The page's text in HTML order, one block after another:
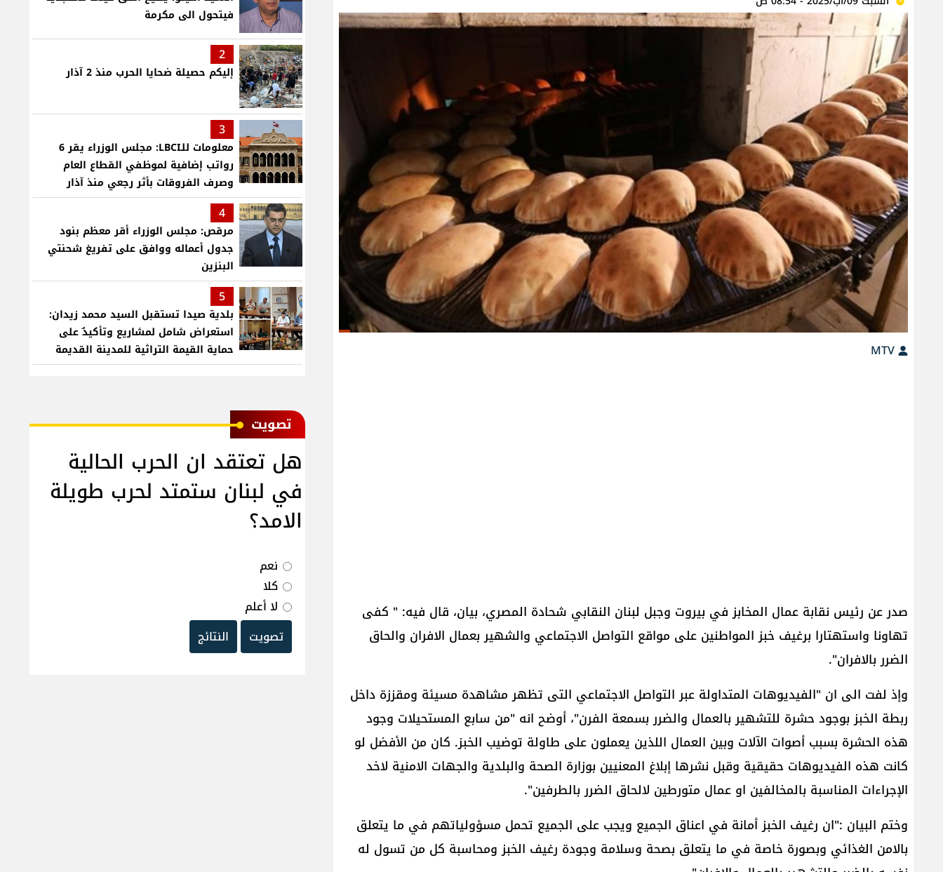
صدر عن رئيس نقابة عمال المخابز في بيروت وجبل لبنان النقابي شحادة المصري، بيان، قال فيه: " كفى
تهاونا واستهتارا برغيف خبز المواطنين على مواقع التواصل الاجتماعي والشهير بعمال الافران والحاق
الضرر بالافران".
وإذ لفت الى ان "الفيديوهات المتداولة عبر التواصل الاجتماعي التى تظهر مشاهدة مسيئة ومقززة داخل
ربطة الخبز بوجود حشرة للتشهير بالعمال والضرر بسمعة الفرن"، أوضح انه "من سابع المستحيلات وجود
هذه الحشرة بسبب أصوات الآلات وبين العمال اللذين يعملون على طاولة توضيب الخبز. كان من الأفضل لو
كانت هذه الفيديوهات حقيقية وقبل نشرها إبلاغ المعنيين بوزارة الصحة والبلدية والجهات الامنية لاخد
الإجراءات المناسبة بالمخالفين او عمال متورطين لالحاق الضرر بالطرفين".
وختم البيان :"ان رغيف الخبز أمانة في اعناق الجميع ويجب على الجميع تحمل مسؤولياتهم في ما يتعلق
بالامن الغذائي وبصورة خاصة في ما يتعلق بصحة وسلامة وجودة رغيف الخبز ومحاسبة كل من تسول له
فيتحول الى مكرمة
2
إليكم حصيلة ضحايا الحرب منذ 2 آذار
3
معلومات للـLBCI: مجلس الوزراء يقر 6
رواتب إضافية لموظفي القطاع العام
وصرف الفروقات بأثر رجعي منذ آذار
4
مرقص: مجلس الوزراء أقر معظم بنود
جدول أعماله ووافق على تفريغ شحنتي
البنزين
5
بلدية صيدا تستقبل السيد محمد زيدان:
استعراض شامل لمشاريع وتأكيدٌ على
حماية القيمة التراثية للمدينة القديمة
ﺗﺼﻮﻳﺖ
هل تعتقد ان الحرب الحالية
في لبنان ستمتد لحرب طويلة
الامد؟
نعم
كلا
لا أعلم
تصويت
النتائج